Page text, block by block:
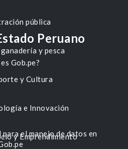
pública
y pesca
y Cultura
e Innovación
y Emprendimiento
Peruano
Gob.pe?
el manejo de datos en